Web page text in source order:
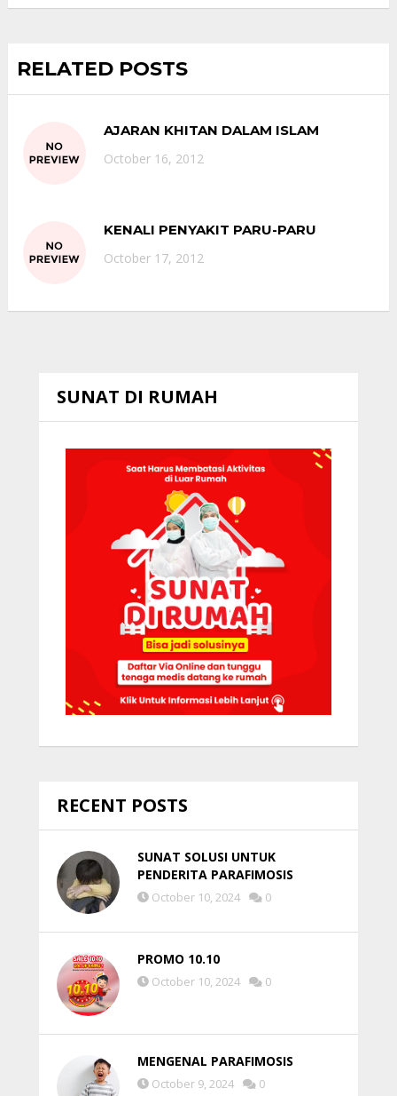
RELATED POSTS
AJARAN KHITAN DALAM ISLAM
October 16, 2012
KENALI PENYAKIT PARU-PARU
October 17, 2012
SUNAT DI RUMAH
RECENT POSTS
SUNAT SOLUSI UNTUK
PENDERITA PARAFIMOSIS
October 10, 2024 0
PROMO 10.10
October 10, 2024 0
MENGENAL PARAFIMOSIS
October 9, 2024 0